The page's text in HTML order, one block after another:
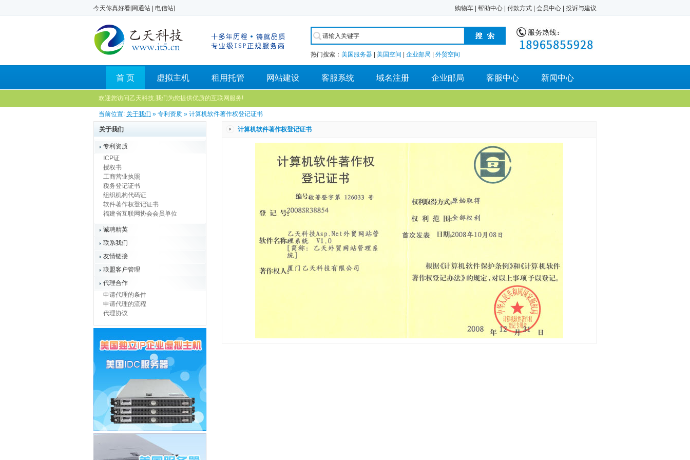
今天你真好看[网通站 电信站] 购物车 帮助中心 付款方式 会员中心 投诉与建议
热门搜索： 美国服务器 美国空间 企业邮局 外贸空间
首 页 虚拟主机 租用托管 网站建设 客服系统 域名注册 企业邮局 客服中心 新闻中心
欢迎您访问乙天科技,我们为您提供优质的互联网服务!
当前位置: 关于我们 » 专利资质 » 计算机软件著作权登记证书
关于我们
专利资质
ICP证
授权书
工商营业执照
税务登记证书
组织机构代码证
软件著作权登记证书
福建省互联网协会会员单位
诚聘精英
联系我们
友情链接
联盟客户管理
代理合作
申请代理的条件
申请代理的流程
代理协议
计算机软件著作权登记证书